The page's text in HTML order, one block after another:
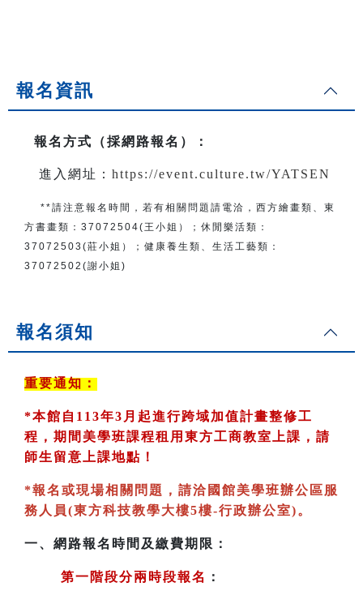
報名資訊
報名方式（採網路報名） ：
進入網址： https://event.culture.tw/YATSEN
**請注意報名時間，若有相關問題 請電洽 ， 西方繪畫類、東
方書畫類： 37072504(王小姐） ； 休閒樂活類：
37072503(莊小姐）； 健康養生類、生活工藝類：
37072502(謝小姐)
報名須知
重要通知：
*本館自113年3月起進行跨域加值計畫整修工
程，期間美學班課程租用東方工商教室
上課，請
師生留意上課地點！
*報名或現場相關問題，請洽國館美學班辦公區服
務人員(東方科技教學大樓5樓-行政辦公室)。
一、 網路報名時間及繳費期限：
第一階段分兩時段報名 ：